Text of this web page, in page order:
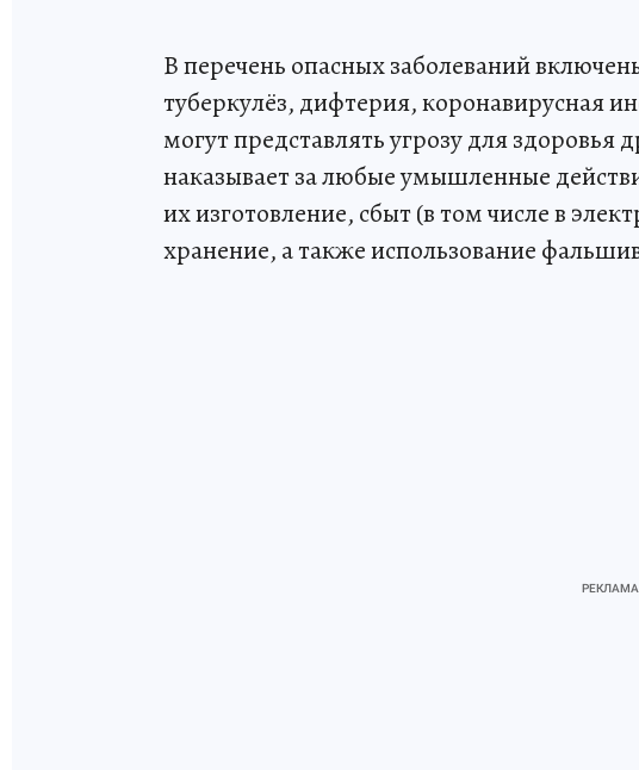
В перечень опасных заболеваний
туберкулёз, дифтерия, коронавирусная
могут представлять угрозу для
наказывает за любые умышленные
их изготовление, сбыт (в том числе в
хранение, а также использование